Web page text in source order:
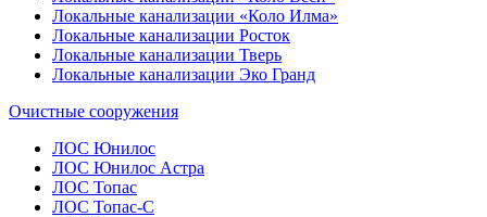
Локальные канализации «Коло Илма»
Локальные канализации Росток
Локальные канализации Тверь
Локальные канализации Эко Гранд
Очистные сооружения
ЛОС Юнилос
ЛОС Юнилос Астра
ЛОС Топас
ЛОС Топас-С